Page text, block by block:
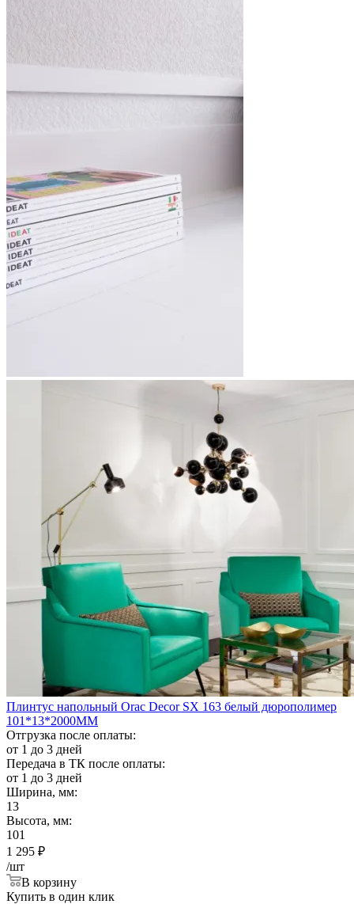
Плинтус напольный Orac Decor SX 163 белый дюрополимер
101*13*2000ММ
Отгрузка после оплаты:
от 1 до 3 дней
Передача в ТК после оплаты:
от 1 до 3 дней
Ширина, мм:
13
Высота, мм:
101
1 295 ₽
/шт
В корзину
Купить в один клик